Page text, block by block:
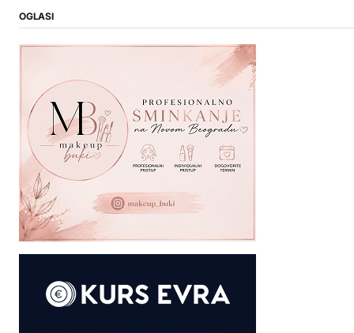
OGLASI